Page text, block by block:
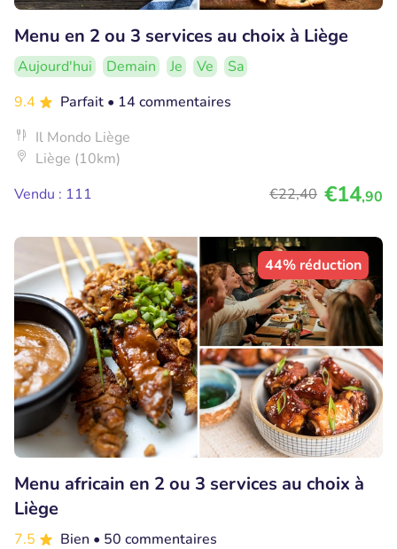
Menu en 2 ou 3 services au choix à Liège
Aujourd'hui Demain Je Ve
Sa
9.4
Parfait • 14 commentaires
Il Mondo Liège
Liège (10km)
Vendu : 111
€22,40 €14,90
44% réduction
Menu africain en 2 ou 3 services au choix à
Liège
7.5 Bien • 50 commentaires